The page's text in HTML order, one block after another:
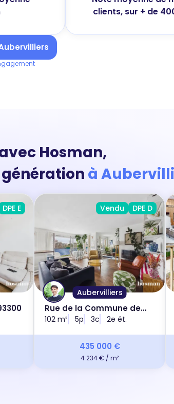
clients, sur + de
Hosman,
à
DPE E
Aubervilliers
Vendu DPE D
Rue de la Commune de
Paris, 93300
102 m² 5p 3c 2e ét.
435 000 €
4 234 € / m²